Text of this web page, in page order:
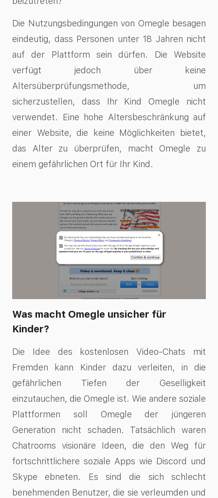
Die Nutzungsbedingungen von Omegle besagen
eindeutig, dass Personen unter 18 Jahren nicht
auf der Plattform sein dürfen. Die Website
verfügt jedoch über keine
Altersüberprüfungsmethode, um
sicherzustellen, dass Ihr Kind Omegle nicht
verwendet. Eine hohe Altersbeschränkung auf
einer Website, die keine Möglichkeiten bietet,
das Alter zu überprüfen, macht Omegle zu
einem gefährlichen Ort für Ihr Kind.
Was macht Omegle unsicher für
Kinder?
Die Idee des kostenlosen Video-Chats mit
Fremden kann Kinder dazu verleiten, in die
gefährlichen Tiefen der Geselligkeit
einzutauchen, die Omegle ist. Wie andere soziale
Plattformen soll Omegle der jüngeren
Generation nicht schaden. Tatsächlich waren
Chatrooms visionäre Ideen, die den Weg für
fortschrittlichere soziale Apps wie Discord und
Skype ebneten. Es sind die sich schlecht
benehmenden Benutzer, die sie verleumden und